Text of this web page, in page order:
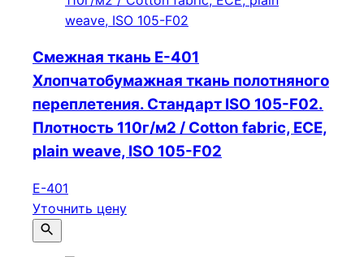
Смежная ткань E-401
Хлопчатобумажная ткань полотняного
переплетения. Стандарт ISO 105-F02.
Плотность 110г/м2 / Cotton fabric, ECE,
plain weave, ISO 105-F02
E-401
Уточнить цену